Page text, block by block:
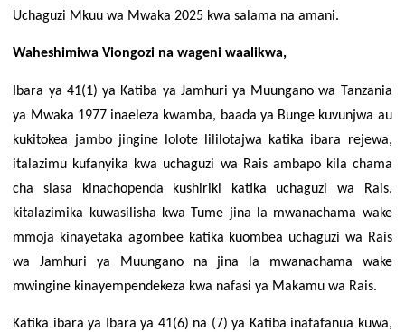
Uchaguzi Mkuu wa Mwaka 2025 kwa salama na amani.
Waheshimiwa Viongozi na wageni waalikwa,
Ibara ya 41(1) ya Katiba ya Jamhuri ya Muungano wa Tanzania
ya Mwaka 1977 inaeleza kwamba, baada ya Bunge kuvunjwa au
kukitokea jambo jingine lolote lililotajwa katika ibara rejewa,
italazimu kufanyika kwa uchaguzi wa Rais ambapo kila chama
cha siasa kinachopenda kushiriki katika uchaguzi wa Rais,
kitalazimika kuwasilisha kwa Tume jina la mwanachama wake
mmoja kinayetaka agombee katika kuombea uchaguzi wa Rais
wa Jamhuri ya Muungano na jina la mwanachama wake
mwingine kinayempendekeza kwa nafasi ya Makamu wa Rais.
Katika ibara ya Ibara ya 41(6) na (7) ya Katiba inafafanua kuwa,